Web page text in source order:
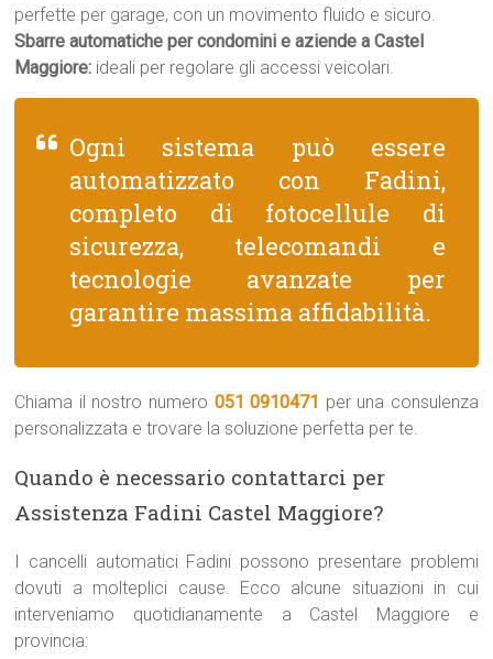
perfette per garage, con un movimento fluido e sicuro.
Sbarre automatiche per condomini e aziende a Castel
Maggiore: ideali per regolare gli accessi veicolari.
Ogni sistema può essere
automatizzato con Fadini,
completo di fotocellule di
sicurezza, telecomandi e
tecnologie avanzate per
garantire massima affidabilità.
Chiama il nostro numero 051 0910471 per una consulenza
personalizzata e trovare la soluzione perfetta per te.
Quando è necessario contattarci per
Assistenza Fadini Castel Maggiore?
I cancelli automatici Fadini possono presentare problemi
dovuti a molteplici cause. Ecco alcune situazioni in cui
interveniamo quotidianamente a Castel Maggiore e
provincia: